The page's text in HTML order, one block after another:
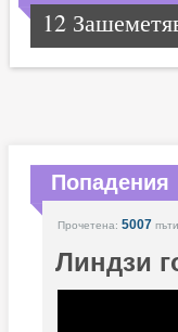
12
Попадения
Прочетена: 5007 пъти
Линдзи